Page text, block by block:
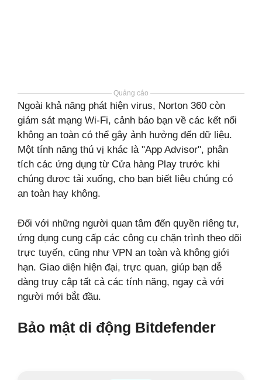
Quảng cáo
Ngoài khả năng phát hiện virus, Norton 360 còn
giám sát mạng Wi-Fi, cảnh báo bạn về các kết nối
không an toàn có thể gây ảnh hưởng đến dữ liệu.
Một tính năng thú vị khác là "App Advisor", phân
tích các ứng dụng từ Cửa hàng Play trước khi
chúng được tải xuống, cho bạn biết liệu chúng có
an toàn hay không.
Đối với những người quan tâm đến quyền riêng tư,
ứng dụng cung cấp các công cụ chặn trình theo dõi
trực tuyến, cũng như VPN an toàn và không giới
hạn. Giao diện hiện đại, trực quan, giúp bạn dễ
dàng truy cập tất cả các tính năng, ngay cả với
người mới bắt đầu.
Bảo mật di động Bitdefender